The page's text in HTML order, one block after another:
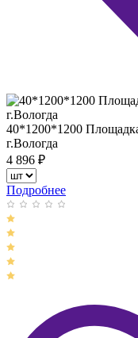
40*1200*1200
г.Вологда
4 896 ₽
Подробнее